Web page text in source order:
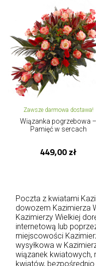
Zawsze darmowa dostawa!
Wiązanka pogrzebowa –
Pamięć w sercach
449,00 zł
Poczta z kwiatami
dowozem Kazimierza
Kazimierzy Wielkiej
internetową lub
miejscowości
wysyłkowa w
wiązanek kwiatowych,
kwiatów,